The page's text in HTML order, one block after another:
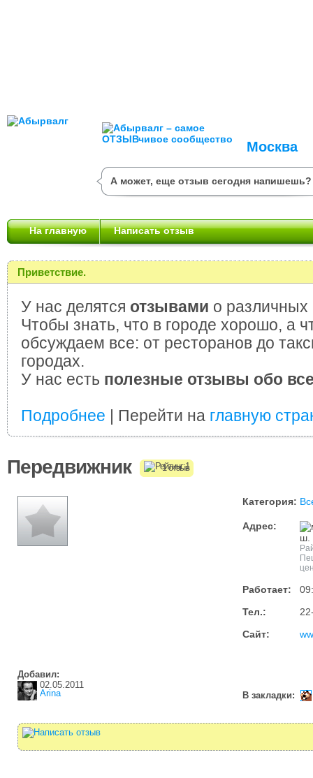
Москва
А может, еще отзыв сегодня напишешь?
На главную Написать отзыв
Приветствие.
У нас делятся отзывами о различных
Чтобы знать, что в городе хорошо, а
обсуждаем все: от ресторанов до
городах.
У нас есть полезные отзывы обо
Подробнее | Перейти на главную
Передвижник 1 отзыв
Категория:
Адрес:
ш.
Работает:
Тел.:
Сайт:
Добавил:
02.05.2011
Arina
В закладки: